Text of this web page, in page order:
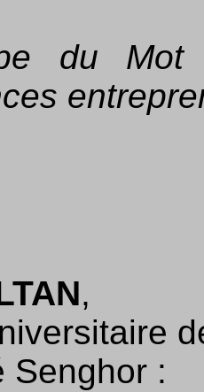
du
,
Senghor :